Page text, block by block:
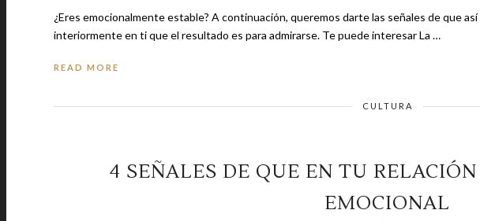
¿Eres emocionalmente estable? A continuación, queremos darte las señales de que
interiormente en ti que el resultado es para admirarse. Te puede interesar La …
READ MORE
CULTURA
4 SEÑALES DE QUE EN TU
EMOCIONAL